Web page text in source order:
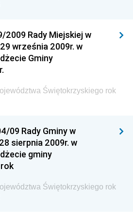
Urzędu Patentowego
Generalnej Dyrekcji Dróg
Środowiska
Edukacji
Przemysłu
Ministra Finansów i Gospodarki
do Spraw Unii
Wywiadu
2009 Rady Miejskiej w
września 2009r. w
Gminy
Świętokrzyskiego rok
09 Rady Gminy w
sierpnia 2009r. w
gminy
Świętokrzyskiego rok